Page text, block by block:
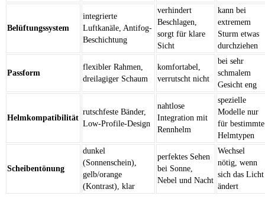
Belüftungssystem
integrierte
Luftkanäle, Antifog-
Beschichtung
verhindert
Beschlagen,
sorgt für klare
Sicht
kann bei
extremem
Sturm etwas
durchziehen
Passform
flexibler Rahmen,
dreilagiger Schaum
komfortabel,
verrutscht nicht
bei sehr
schmalem
Gesicht eng
Helmkompatibilität
rutschfeste Bänder,
Low-Profile-Design
nahtlose
Integration mit
Rennhelm
spezielle
Modelle nur
für bestimmte
Helmtypen
Scheibentönung
dunkel
(Sonnenschein),
gelb/orange
(Kontrast), klar
perfektes Sehen
bei Sonne,
Nebel und Nacht
Wechsel
nötig, wenn
sich das Licht
ändert